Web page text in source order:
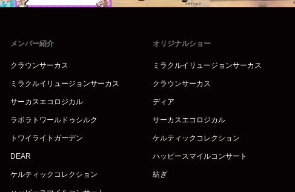
メンバー紹介
クラウンサーカス
ミラクルイリュージョンサーカス
サーカスエコロジカル
ラボラトワールドゥシルク
トワイライトガーデン
DEAR
ケルティックコレクション
オリジナルショー
ミラクルイリュージョンサーカス
クラウンサーカス
ディア
サーカスエコロジカル
ケルティックコレクション
ハッピースマイルコンサート
紡ぎ